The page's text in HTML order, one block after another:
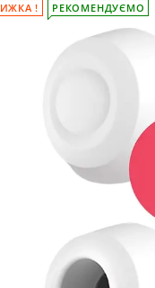
! РЕКОМЕНДУЄМО